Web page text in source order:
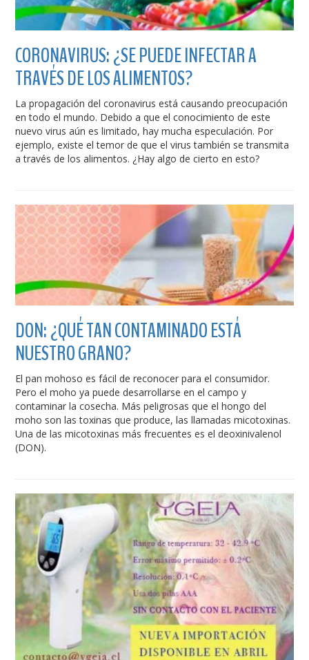
CORONAVIRUS: ¿SE PUEDE INFECTAR A
TRAVÉS DE LOS ALIMENTOS?
La propagación del coronavirus está causando preocupación
en todo el mundo. Debido a que el conocimiento de este
nuevo virus aún es limitado, hay mucha especulación. Por
ejemplo, existe el temor de que el virus también se transmita
a través de los alimentos. ¿Hay algo de cierto en esto?
DON: ¿QUÉ TAN CONTAMINADO ESTÁ
NUESTRO GRANO?
El pan mohoso es fácil de reconocer para el consumidor.
Pero el moho ya puede desarrollarse en el campo y
contaminar la cosecha. Más peligrosas que el hongo del
moho son las toxinas que produce, las llamadas micotoxinas.
Una de las micotoxinas más frecuentes es el deoxinivalenol
(DON).